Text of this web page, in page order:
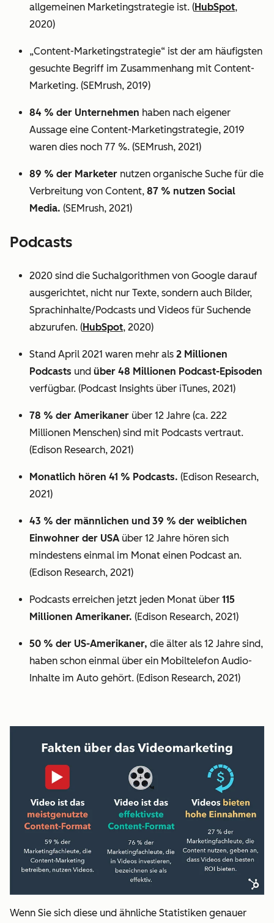
allgemeinen Marketingstrategie ist. (HubSpot,
2020)
„Content-Marketingstrategie“ ist der am häufigsten
gesuchte Begriff im Zusammenhang mit Content-
Marketing. (SEMrush, 2019)
84 % der Unternehmen haben nach eigener
Aussage eine Content-Marketingstrategie, 2019
waren dies noch 77 %. (SEMrush, 2021)
89 % der Marketer nutzen organische Suche für die
Verbreitung von Content, 87 % nutzen Social
Media. (SEMrush, 2021)
Podcasts
2020 sind die Suchalgorithmen von Google darauf
ausgerichtet, nicht nur Texte, sondern auch Bilder,
Sprachinhalte/Podcasts und Videos für Suchende
abzurufen. (HubSpot, 2020)
Stand April 2021 waren mehr als 2 Millionen
Podcasts und über 48 Millionen Podcast-Episoden
verfügbar. (Podcast Insights über iTunes, 2021)
78 % der Amerikaner über 12 Jahre (ca. 222
Millionen Menschen) sind mit Podcasts vertraut.
(Edison Research, 2021)
Monatlich hören 41 % Podcasts. (Edison Research,
2021)
43 % der männlichen und 39 % der weiblichen
Einwohner der USA über 12 Jahre hören sich
mindestens einmal im Monat einen Podcast an.
(Edison Research, 2021)
Podcasts erreichen jetzt jeden Monat über 115
Millionen Amerikaner. (Edison Research, 2021)
50 % der US-Amerikaner, die älter als 12 Jahre sind,
haben schon einmal über ein Mobiltelefon Audio-
Inhalte im Auto gehört. (Edison Research, 2021)
Wenn Sie sich diese und ähnliche Statistiken genauer